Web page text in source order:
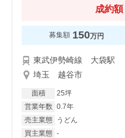
成約額
募集額 150万円
埼玉 越谷市
面積 25坪
営業年数 0.7年
売主業態
うどん
買主業態 -